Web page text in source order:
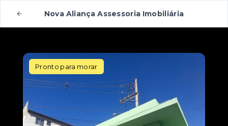
Nova Aliança Assessoria Imobiliária
Pronto para morar